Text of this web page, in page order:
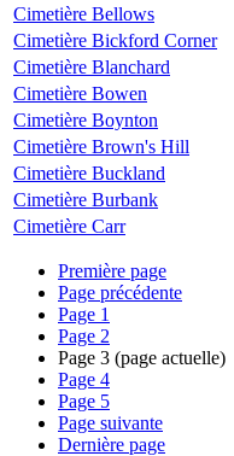
Cimetière Bellows
Cimetière Bickford Corner
Cimetière Blanchard
Cimetière Bowen
Cimetière Boynton
Cimetière Brown's Hill
Cimetière Buckland
Cimetière Burbank
Cimetière Carr
Première page
Page précédente
Page 1
Page 2
Page 3 (page actuelle)
Page 4
Page 5
Page suivante
Dernière page